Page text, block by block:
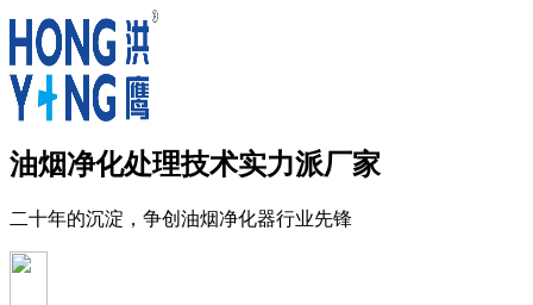
油烟净化处理技术实力派厂家
二十年的沉淀，争创油烟净化器行业先锋